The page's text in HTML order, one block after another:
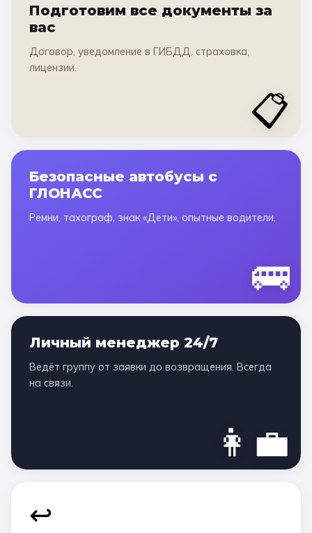
Подготовим все документы за
вас
Договор, уведомление в ГИБДД, страховка,
лицензии.
📋
Безопасные автобусы с
ГЛОНАСС
Ремни, тахограф, знак «Дети», опытные водители.
🚌
Личный менеджер 24/7
Ведёт группу от заявки до возвращения. Всегда
на связи.
👩‍💼
↩️